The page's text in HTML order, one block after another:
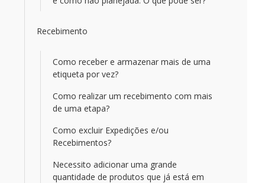
Recebimento
Como receber e armazenar mais de uma
etiqueta por vez?
Como realizar um recebimento com mais
de uma etapa?
Como excluir Expedições e/ou
Recebimentos?
Necessito adicionar uma grande
quantidade de produtos que já está em